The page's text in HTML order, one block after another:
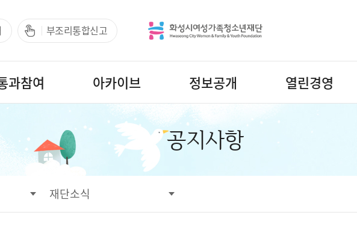
부조리통합신고
과참여 아카이브 정보공개 열린경영
공지사항
재단소식